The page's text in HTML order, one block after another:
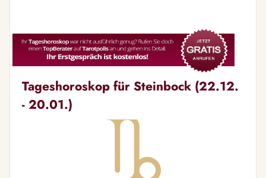
Tageshoroskop für Steinbock (22.12.
- 20.01.)